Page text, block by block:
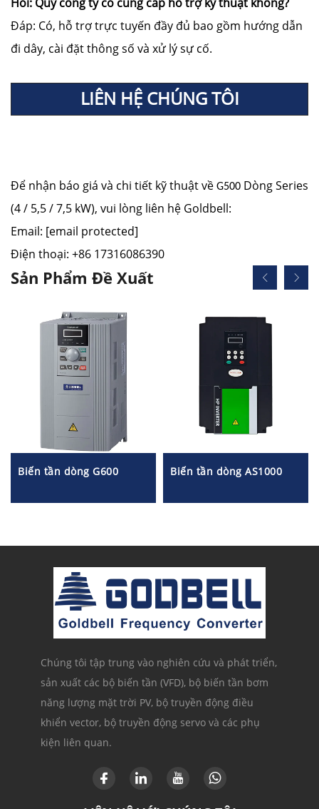
Đáp: Có, hỗ trợ trực tuyến đầy đủ bao gồm hướng dẫn
đi dây, cài đặt thông số và xử lý sự cố.
LIÊN HỆ CHÚNG TÔI
Để nhận báo giá và chi tiết kỹ thuật về G500 Dòng Series
(4 / 5,5 / 7,5 kW), vui lòng liên hệ Goldbell:
Email: [email protected]
Điện thoại: +86 17316086390
Sản Phẩm Đề Xuất
Biến tần dòng G600 Biến tần dòng AS1000
Chúng tôi tập trung vào nghiên cứu và phát triển,
sản xuất các bộ biến tần (VFD), bộ biến tần bơm
năng lượng mặt trời PV, bộ truyền động điều
khiển vector, bộ truyền động servo và các phụ
kiện liên quan.